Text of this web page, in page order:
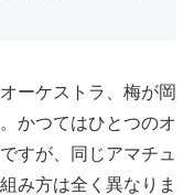
ーケストラ、梅が岡
かつてはひとつのオ
すが、同じアマチュ
み方は全く異なりま